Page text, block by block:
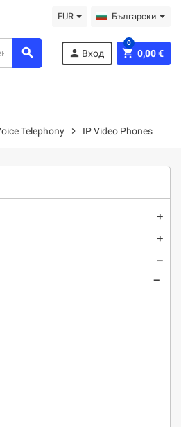
EUR Български
search person Вход shopping_cart 0,00 €
0
Telephony chevron_right IP Video Phones
add
add
remove
remove